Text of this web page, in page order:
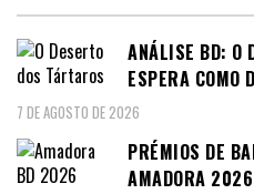
ANÁLISE BD: O
ESPERA COMO
7 DE AGOSTO DE 2026
PRÉMIOS DE
AMADORA